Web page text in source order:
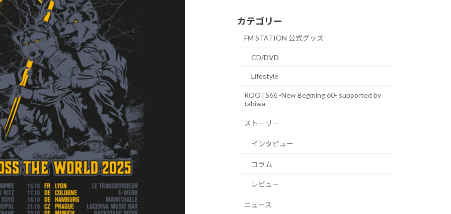
カテゴリー
FM STATION 公式グッズ
CD/DVD
Lifestyle
ROOTS66 -New Begining 60- supported by
tabiwa
ストーリー
インタビュー
コラム
レビュー
ニュース